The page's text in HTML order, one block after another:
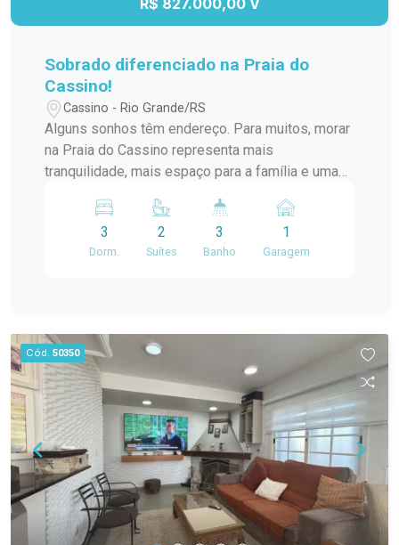
completa para viver bem.R$ 827.000,00 V
Sobrado diferenciado na Praia do
Cassino!
Cassino - Rio Grande/RS
Alguns sonhos têm endereço. Para muitos, morar
na Praia do Cassino representa mais
tranquilidade, mais espaço para a família e uma
para acompanhar todas as fases da sua história.
Um projeto moderno, com ambientes integrados
no térreo, garagem, cozinha funcional e área de
para toda a família. São 122 m² de área
construída em um projeto que valoriza cada
ambiente, unindo funcionalidade, conforto e um
excelente padrão de acabamento. Com entrega
prevista para janeiro de 2027 e possibilidade de
financiamento, esta é a oportunidade de planejar
seu futuro com segurança e conquistar um imóvel
novo. Se você sonha em construir uma nova
história na Praia do Cassino, este pode ser o
momento de dar o primeiro passo. Entre em
3
Dorm.
2
Suítes
3
Banho
1
Garagem
Cód. 50350